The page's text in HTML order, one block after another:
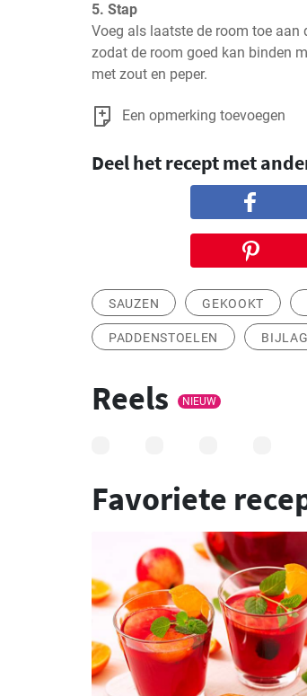
5. Stap
Voeg als laatste de room toe aan
zodat de room goed kan binden
met zout en peper.
Een opmerking toevoegen
Deel het recept met
SAUZEN GEKOOKT
PADDENSTOELEN
Reels NIEUW
Favoriete